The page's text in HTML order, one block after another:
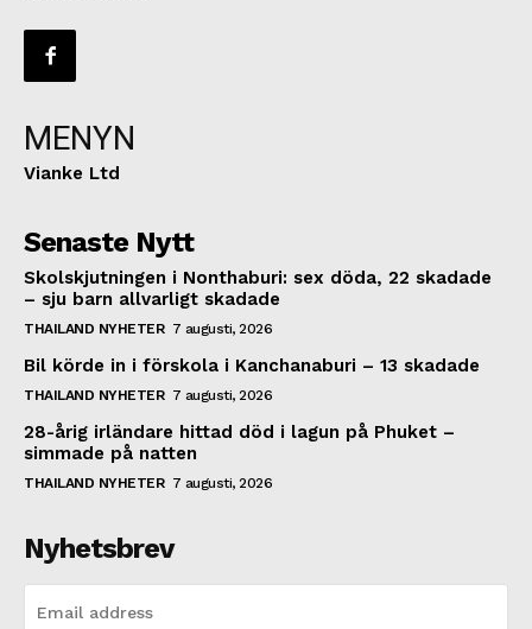
MENYN
Vianke Ltd
Senaste Nytt
Skolskjutningen i Nonthaburi: sex döda, 22 skadade
– sju barn allvarligt skadade
THAILAND NYHETER 7 augusti, 2026
Bil körde in i förskola i Kanchanaburi – 13 skadade
THAILAND NYHETER 7 augusti, 2026
28-årig irländare hittad död i lagun på Phuket –
simmade på natten
THAILAND NYHETER 7 augusti, 2026
Nyhetsbrev